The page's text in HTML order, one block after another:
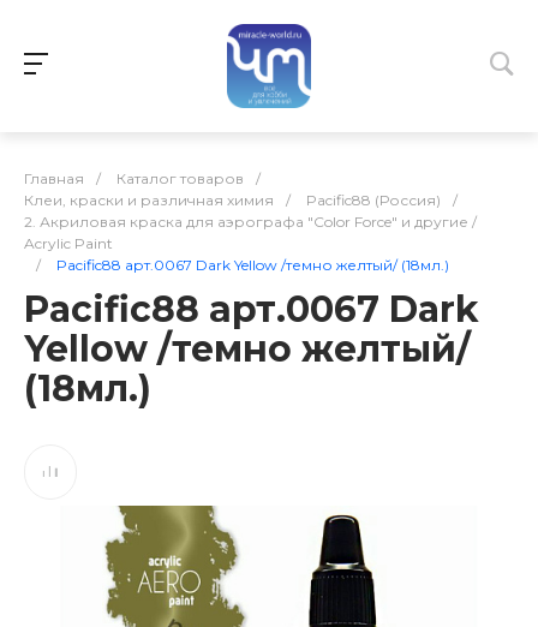
Главная / Каталог товаров
/
Клеи, краски и различная химия
/ Pacific88 (Россия)
/
2. Акриловая краска для аэрографа "Color Force" и другие /
Acrylic Paint
/
Pacific88 арт.0067 Dark Yellow /темно желтый/ (18мл.)
Pacific88 арт.0067 Dark
Yellow /темно желтый/
(18мл.)